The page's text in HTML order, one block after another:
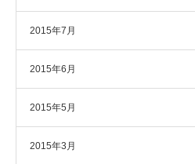
2015年7月
2015年6月
2015年5月
2015年3月